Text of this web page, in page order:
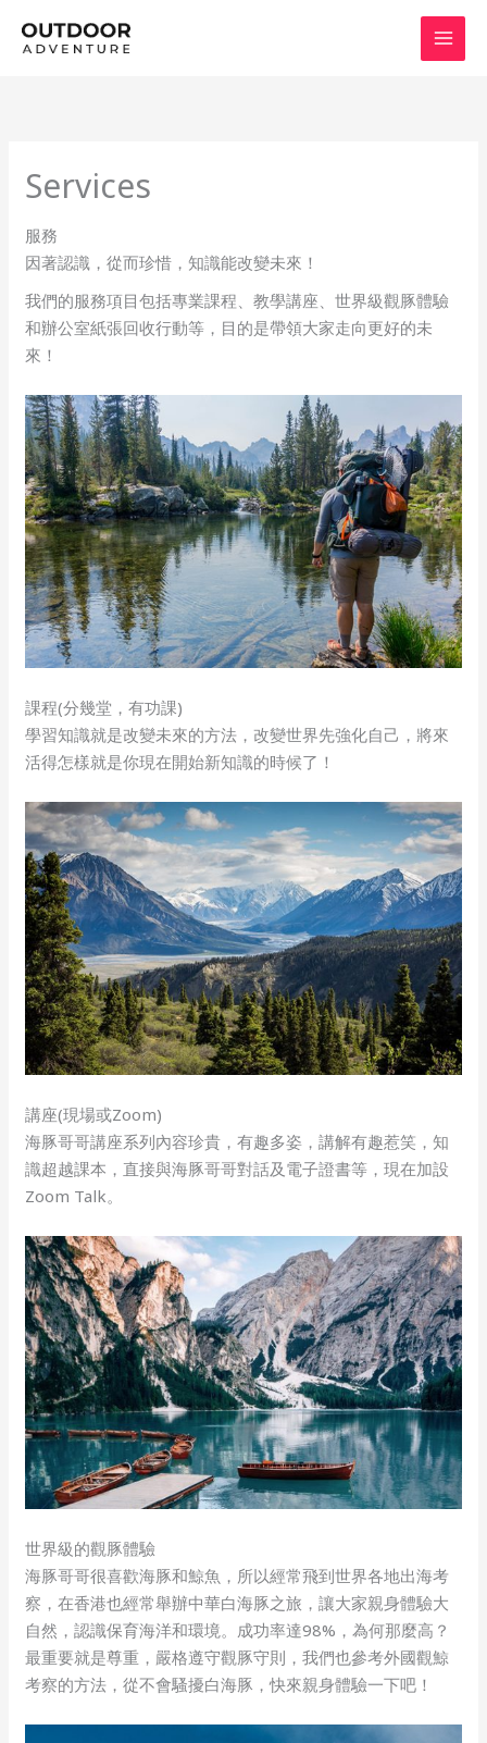
Services
服務
因著認識，從而珍惜，知識能改變未來！
我們的服務項目包括專業課程、教學講座、世界級觀豚體驗​
和辦公室紙張回收行動等，目的是帶領大家走向更好的未
來！​
課程(分幾堂，有功課)
學習知識就是改變未來的方法，改變世界先強化自己，將來
活得怎樣就是你現在開始新知識的時候了！
講座(現場或Zoom)
海豚哥哥講座系列內容珍貴，有趣多姿，講解有趣惹笑，知
識超越課本，直接與海豚哥哥對話及電子證書等，現在加設
Zoom Talk。
世界級的觀豚體驗
海豚哥哥很喜歡海豚和鯨魚，所以經常飛到世界各地出海考
察，在香港也經常舉辦中華白海豚之旅，讓大家親身體驗大
自然，認識保育海洋和環境。成功率達98%，為何那麼高？
最重要就是尊重，嚴格遵守觀豚守則，我們也參考外國觀鯨
考察的方法，從不會騷擾白海豚，快來親身體驗一下吧！